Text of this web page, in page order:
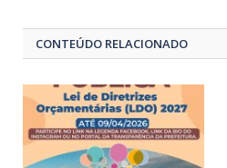
CONTEÚDO RELACIONADO